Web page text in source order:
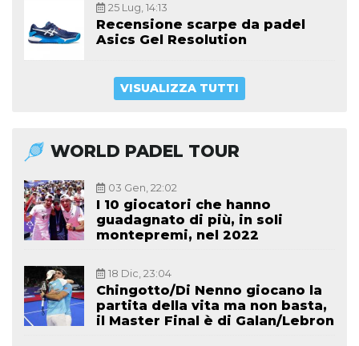
25 Lug, 14:13
Recensione scarpe da padel
Asics Gel Resolution
VISUALIZZA TUTTI
WORLD PADEL TOUR
03 Gen, 22:02
I 10 giocatori che hanno
guadagnato di più, in soli
montepremi, nel 2022
18 Dic, 23:04
Chingotto/Di Nenno giocano la
partita della vita ma non basta,
il Master Final è di Galan/Lebron